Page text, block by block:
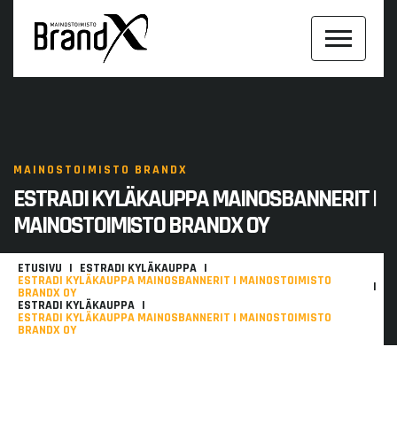
MAINOSTOIMISTO BRANDX
ESTRADI KYLÄKAUPPA MAINOSBANNERIT |
MAINOSTOIMISTO BRANDX OY
ETUSIVU ESTRADI KYLÄKAUPPA
ESTRADI KYLÄKAUPPA MAINOSBANNERIT | MAINOSTOIMISTO
BRANDX OY
ESTRADI KYLÄKAUPPA
ESTRADI KYLÄKAUPPA MAINOSBANNERIT | MAINOSTOIMISTO
BRANDX OY